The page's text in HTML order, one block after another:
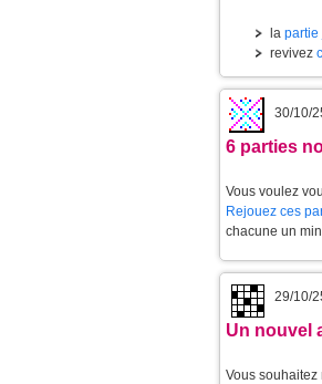
la partie
revivez
30/10/
6 parties
Vous voulez
Rejouez ces
chacune un
29/10/
Un nouvel
Vous souhaitez